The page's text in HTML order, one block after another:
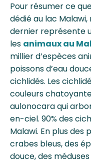
Pour résumer ce
dédié au lac
dernier représente
les animaux au
millier d’espèces
poissons d’eau
cichlidés. Les
couleurs
aulonocara qui
en-ciel. 90% des
Malawi. En plus des
crabes bleus, des
douce, des